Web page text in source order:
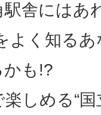
舎にはあ
よく知る
かも!?
しめる“国